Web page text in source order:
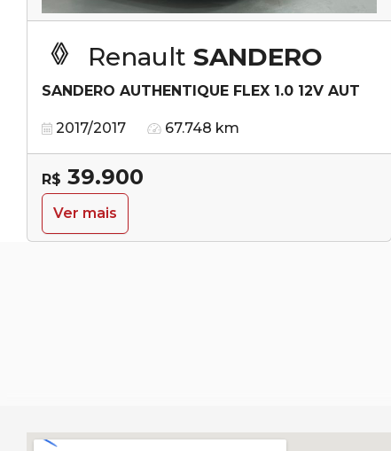
Renault SANDERO
SANDERO AUTHENTIQUE FLEX 1.0 12V AUT
2017/2017 67.748 km
R$ 39.900
Ver mais